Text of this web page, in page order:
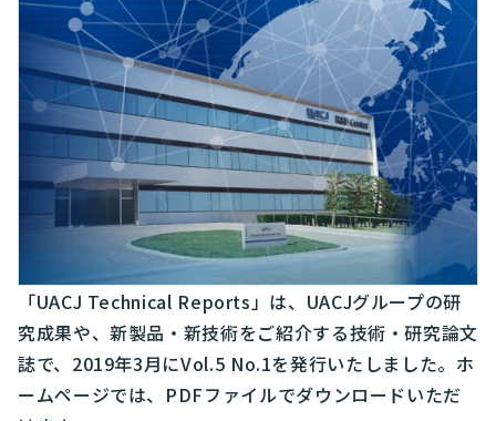
「UACJ Technical Reports」は、UACJグループの研
究成果や、新製品・新技術をご紹介する技術・研究論文
誌で、2019年3月にVol.5 No.1を発行いたしました。ホ
ームページでは、PDFファイルでダウンロードいただ